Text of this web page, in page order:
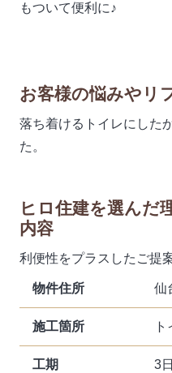
もついて便利に♪
お客様の悩みやリ
落ち着けるトイレにした
た。
ヒロ住建を選んだ
内容
利便性をプラスしたご提
物件住所 仙
施工箇所
工期 3日